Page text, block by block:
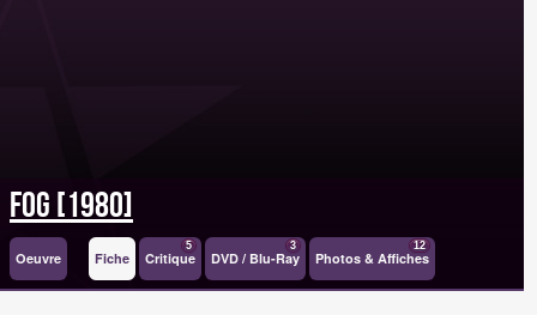
Fog [1980]
Oeuvre Fiche Critique
5
DVD / Blu-Ray
3
Photos & Affiches
12